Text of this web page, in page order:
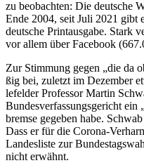
zu beob­ach­ten: Die deut­sche
Ende 2004, seit Juli 2021 gibt
deut­sche Print­aus­gabe. Stark
vor allem über Face­book
Zur Stim­mung gegen „die da
ßig bei, zuletzt im Dezem­ber
le­fel­der Pro­fes­sor Martin
Bun­des­ver­fas­sungs­ge­richt
bremse gegeben habe.
Dass er für die Corona-
Lan­des­liste zur
nicht erwähnt.